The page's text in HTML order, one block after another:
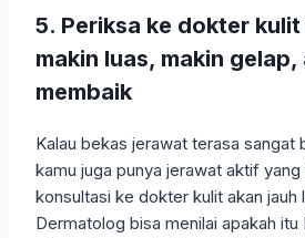
5. Periksa ke dokter
makin luas, makin
membaik
Kalau bekas jerawat terasa sangat
kamu juga punya jerawat aktif
konsultasi ke dokter kulit akan jauh
Dermatolog bisa menilai apakah